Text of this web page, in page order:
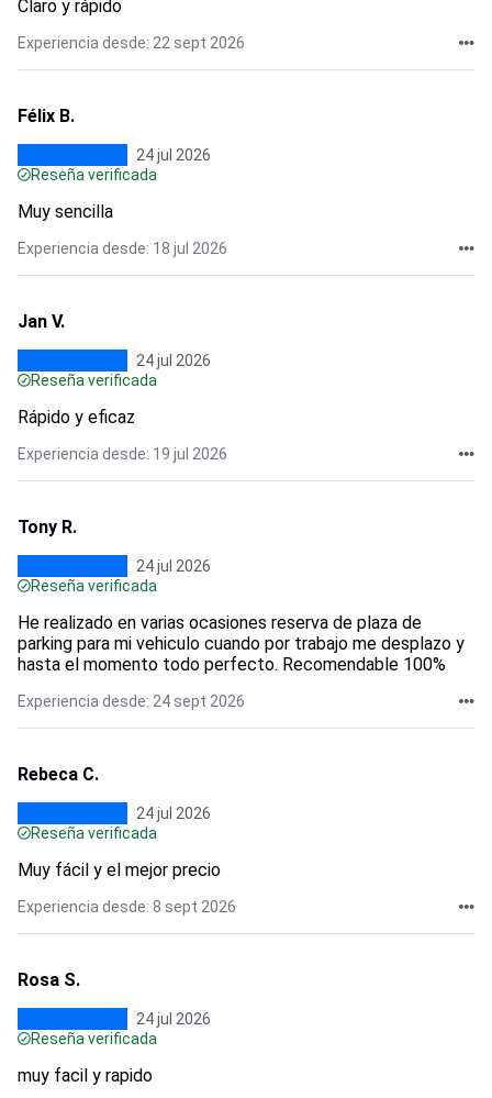
Claro y rápido
Experiencia desde: 22 sept 2026
Félix B.
24 jul 2026
Reseña verificada
Muy sencilla
Experiencia desde: 18 jul 2026
Jan V.
24 jul 2026
Reseña verificada
Rápido y eficaz
Experiencia desde: 19 jul 2026
Tony R.
24 jul 2026
Reseña verificada
He realizado en varias ocasiones reserva de plaza de
parking para mi vehiculo cuando por trabajo me desplazo y
hasta el momento todo perfecto. Recomendable 100%
Experiencia desde: 24 sept 2026
Rebeca C.
24 jul 2026
Reseña verificada
Muy fácil y el mejor precio
Experiencia desde: 8 sept 2026
Rosa S.
24 jul 2026
Reseña verificada
muy facil y rapido